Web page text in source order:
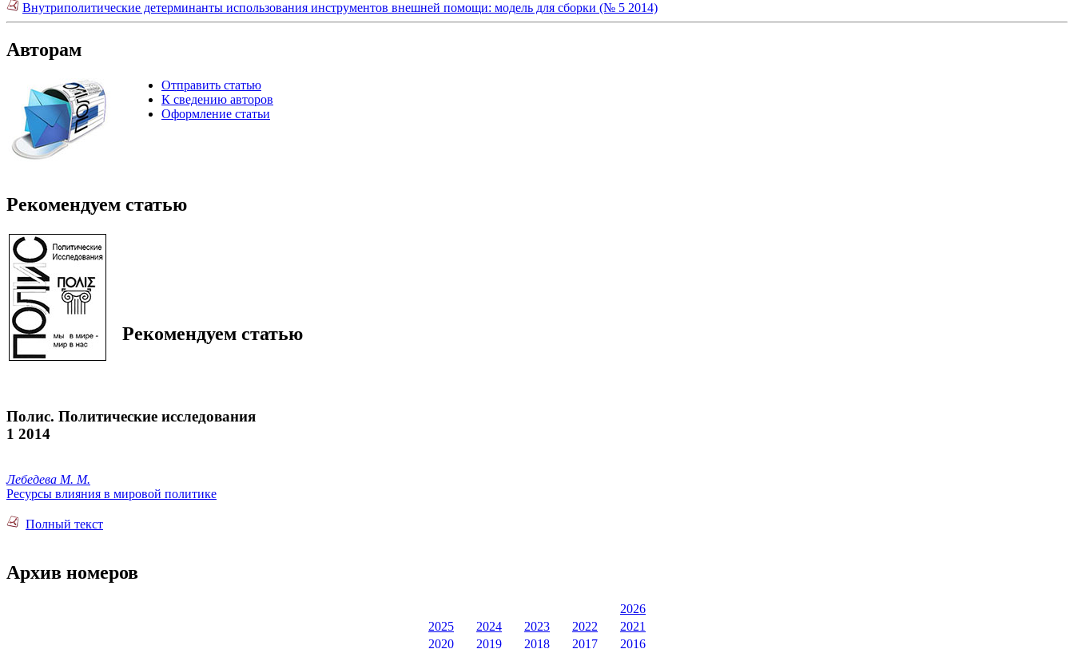
Внутриполитические детерминанты использования инструментов внешней помощи: модель для сборки (№ 5 2014)
Авторам
Отправить статью
К сведению авторов
Оформление статьи
Рекомендуем статью
Рекомендуем статью
Полис. Политические исследования
1 2014
Лебедева М. М.
Ресурсы влияния в мировой политике
Полный текст
Архив номеров
2026
2025
2024 2023 2022
2021
2020
2019 2018 2017 2016